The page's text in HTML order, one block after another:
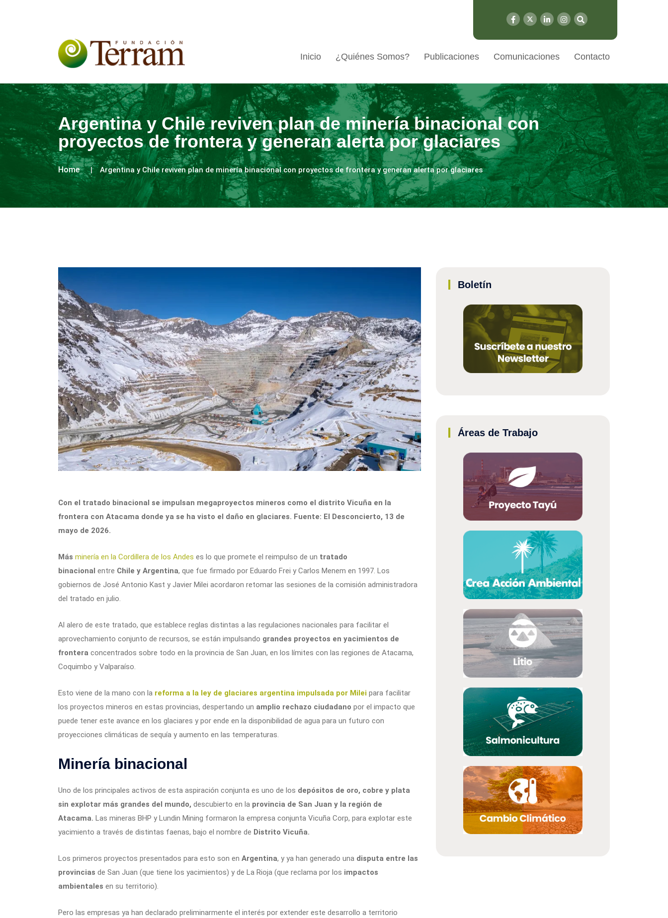
Inicio ¿Quiénes Somos? Publicaciones Comunicaciones Contacto
Argentina y Chile reviven plan de minería binacional con
proyectos de frontera y generan alerta por glaciares
Home Argentina y Chile reviven plan de minería binacional con proyectos de frontera y generan alerta por glaciares
Con el tratado binacional se impulsan megaproyectos mineros como el distrito Vicuña en la
frontera con Atacama donde ya se ha visto el daño en glaciares. Fuente: El Desconcierto, 13 de
mayo de 2026.
Más minería en la Cordillera de los Andes es lo que promete el reimpulso de un tratado
binacional entre Chile y Argentina, que fue firmado por Eduardo Frei y Carlos Menem en 1997. Los
gobiernos de José Antonio Kast y Javier Milei acordaron retomar las sesiones de la comisión administradora
del tratado en julio.
Al alero de este tratado, que establece reglas distintas a las regulaciones nacionales para facilitar el
aprovechamiento conjunto de recursos, se están impulsando grandes proyectos en yacimientos de
frontera concentrados sobre todo en la provincia de San Juan, en los límites con las regiones de Atacama,
Coquimbo y Valparaíso.
Esto viene de la mano con la reforma a la ley de glaciares argentina impulsada por Milei para facilitar
los proyectos mineros en estas provincias, despertando un amplio rechazo ciudadano por el impacto que
puede tener este avance en los glaciares y por ende en la disponibilidad de agua para un futuro con
proyecciones climáticas de sequía y aumento en las temperaturas.
Minería binacional
Uno de los principales activos de esta aspiración conjunta es uno de los depósitos de oro, cobre y plata
sin explotar más grandes del mundo, descubierto en la provincia de San Juan y la región de
Atacama. Las mineras BHP y Lundin Mining formaron la empresa conjunta Vicuña Corp, para explotar este
yacimiento a través de distintas faenas, bajo el nombre de Distrito Vicuña.
Los primeros proyectos presentados para esto son en Argentina, y ya han generado una disputa entre las
provincias de San Juan (que tiene los yacimientos) y de La Rioja (que reclama por los impactos
ambientales en su territorio).
Pero las empresas ya han declarado preliminarmente el interés por extender este desarrollo a territorio
Boletín
Áreas de Trabajo